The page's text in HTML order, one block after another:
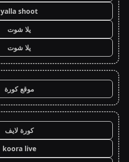
yalla shoot
يلا شوت
يلا شوت
موقع كورة
كورة لايف
koora live